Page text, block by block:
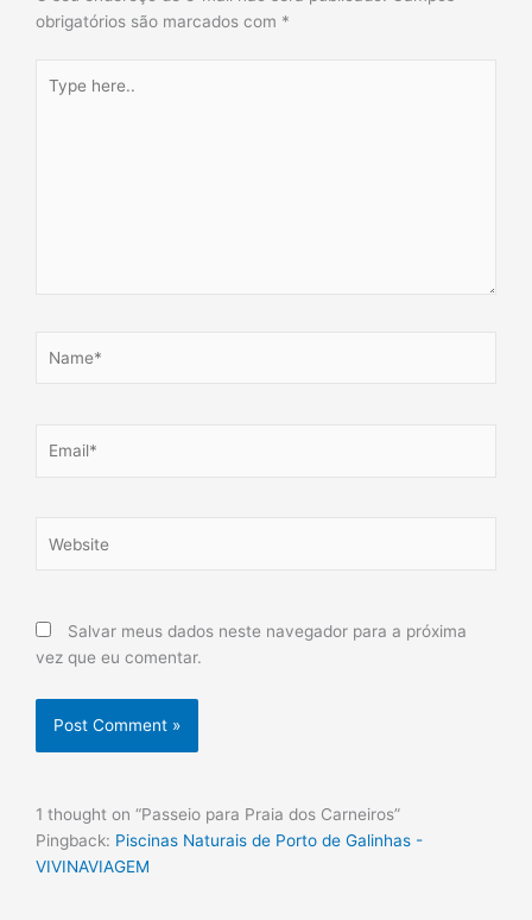
obrigatórios são marcados com *
here..
Salvar meus dados neste navegador para a próxima
vez que eu comentar.
1 thought on “Passeio para Praia dos Carneiros”
Pingback: Piscinas Naturais de Porto de Galinhas -
VIVINAVIAGEM